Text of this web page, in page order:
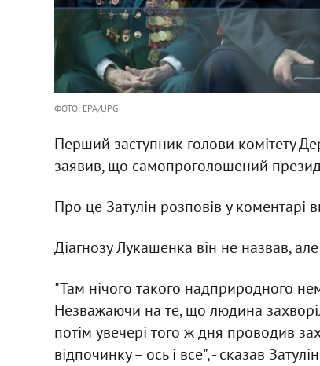
ФОТО: EPA/UPG
Перший заступник голови комітету
заявив, що самопроголошений
Про це Затулін розповів у коментарі
Діагнозу Лукашенка він не назвав,
"Там нічого такого надприродного
Незважаючи на те, що людина
потім увечері того ж дня проводив
відпочинку – ось і все", - сказав